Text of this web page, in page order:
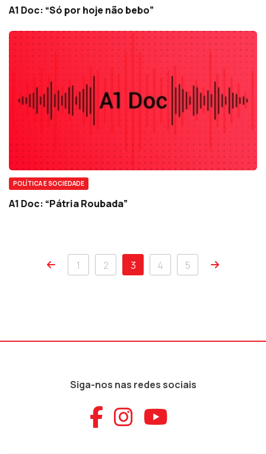
A1 Doc: “Só por hoje não bebo”
POLÍTICA E SOCIEDADE
A1 Doc: “Pátria Roubada”
1 2 3 4 5
Siga-nos nas redes sociais
Aceder ao
Aceder ao
Aceder